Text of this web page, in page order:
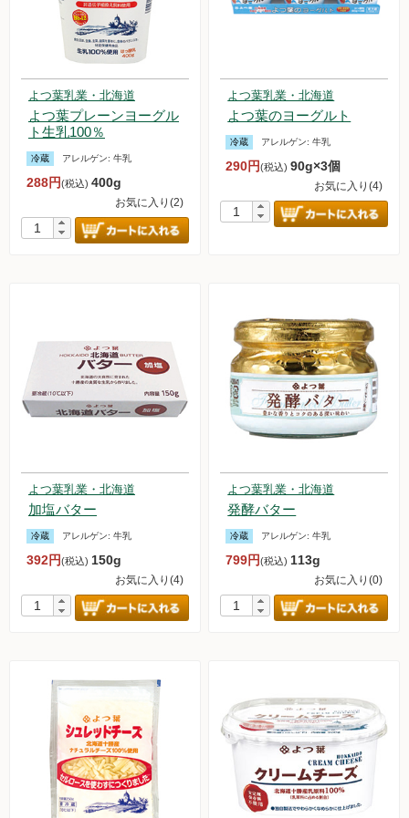
よつ葉乳業・北海道
よつ葉プレーンヨーグル
ト生乳100％
冷蔵 アレルゲン: 牛乳
288円(税込) 400g
お気に入り(2)
よつ葉乳業・北海道
よつ葉のヨーグルト
冷蔵 アレルゲン:牛乳
290円(税込)90g×3個
お気に入り(4)
よつ葉乳業・北海道
加塩バター
冷蔵 アレルゲン: 牛乳
392円(税込) 150g
お気に入り(4)
よつ葉乳業・北海道
発酵バター
冷蔵 アレルゲン:牛乳
799円(税込) 113g
お気に入り(0)